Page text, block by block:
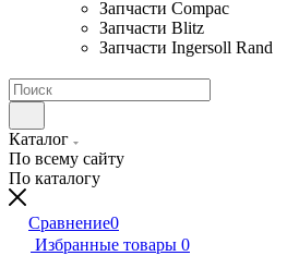
Запчасти Compac
Запчасти Blitz
Запчасти Ingersoll Rand
Каталог
По всему сайту
По каталогу
Сравнение0
Избранные товары 0